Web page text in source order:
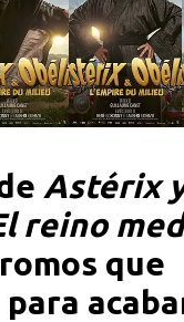
Astérix
reino
que